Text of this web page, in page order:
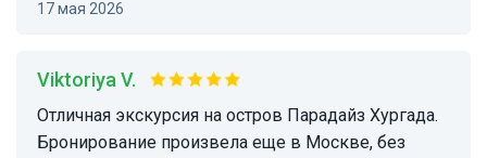
17 мая 2026
Viktoriya V.
Отличная экскурсия на остров Парадайз Хургада.
Бронирование произвела еще в Москве, без